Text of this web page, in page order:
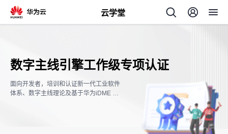
云学堂
数字主线引擎工作级专项认证
面向开发者，培训和认证新一代工业软件
体系、数字主线理论及基于华为iDME Lin